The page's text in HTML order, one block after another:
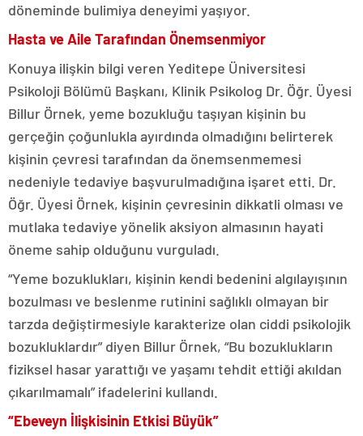
döneminde bulimiya deneyimi yaşıyor.
Hasta ve Aile Tarafından Önemsenmiyor
Konuya ilişkin bilgi veren Yeditepe Üniversitesi
Psikoloji Bölümü Başkanı, Klinik Psikolog Dr. Öğr. Üyesi
Billur Örnek, yeme bozukluğu taşıyan kişinin bu
gerçeğin çoğunlukla ayırdında olmadığını belirterek
kişinin çevresi tarafından da önemsenmemesi
nedeniyle tedaviye başvurulmadığına işaret etti. Dr.
Öğr. Üyesi Örnek, kişinin çevresinin dikkatli olması ve
mutlaka tedaviye yönelik aksiyon almasının hayati
öneme sahip olduğunu vurguladı.
“Yeme bozuklukları, kişinin kendi bedenini algılayışının
bozulması ve beslenme rutinini sağlıklı olmayan bir
tarzda değiştirmesiyle karakterize olan ciddi psikolojik
bozukluklardır” diyen Billur Örnek, “Bu bozuklukların
fiziksel hasar yarattığı ve yaşamı tehdit ettiği akıldan
çıkarılmamalı” ifadelerini kullandı.
“Ebeveyn İlişkisinin Etkisi Büyük”